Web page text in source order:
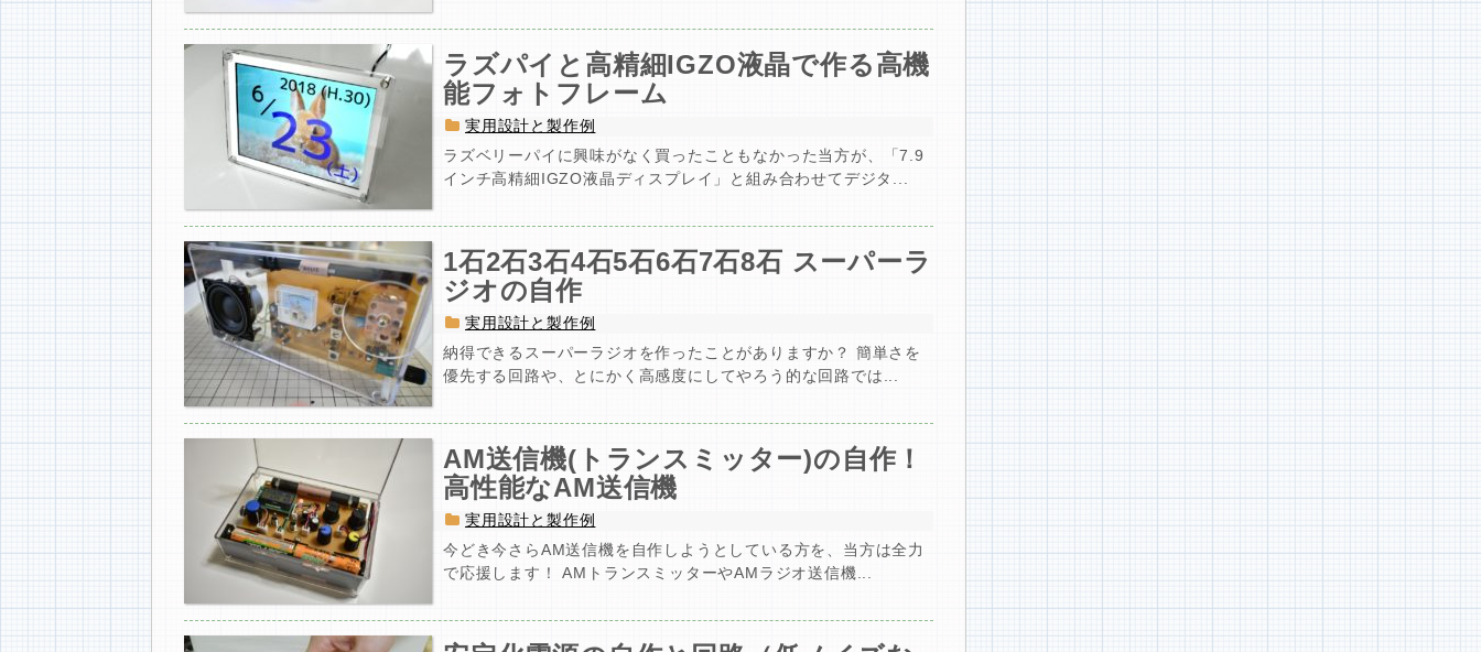
ラズパイと高精細IGZO液晶で作る高機
能フォトフレーム
実用設計と製作例
ラズベリーパイに興味がなく買ったこともなかった当方が、「7.9
インチ高精細IGZO液晶ディスプレイ」と組み合わせてデジタ...
1石2石3石4石5石6石7石8石 スーパーラ
ジオの自作
実用設計と製作例
納得できるスーパーラジオを作ったことがありますか？ 簡単さを
優先する回路や、とにかく高感度にしてやろう的な回路では...
AM送信機(トランスミッター)の自作！
高性能なAM送信機
実用設計と製作例
今どき今さらAM送信機を自作しようとしている方を、当方は全力
で応援します！ AMトランスミッターやAMラジオ送信機...